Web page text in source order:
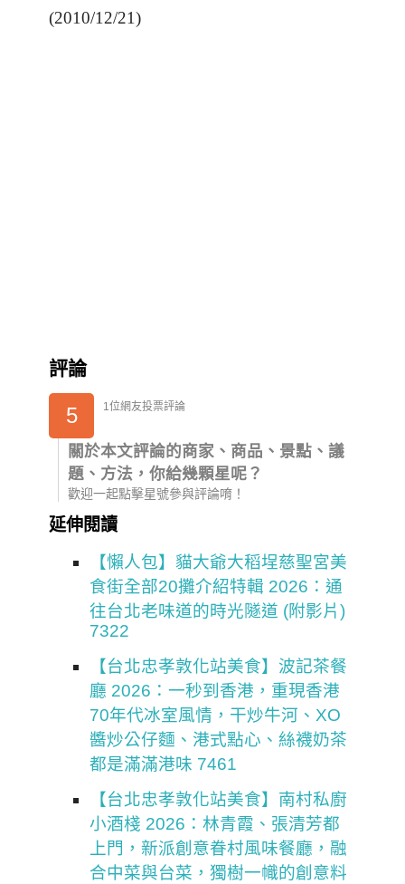
(2010/12/21)
評論
5 1位網友投票評論
關於本文評論的商家、商品、景點、議
題、方法，你給幾顆星呢？
歡迎一起點擊星號參與評論唷！
延伸閱讀
【懶人包】貓大爺大稻埕慈聖宮美
食街全部20攤介紹特輯 2026：通
往台北老味道的時光隧道 (附影片)
7322
【台北忠孝敦化站美食】波記茶餐
廳 2026：一秒到香港，重現香港
70年代冰室風情，干炒牛河、XO
醬炒公仔麵、港式點心、絲襪奶茶
都是滿滿港味 7461
【台北忠孝敦化站美食】南村私廚
小酒棧 2026：林青霞、張清芳都
上門，新派創意眷村風味餐廳，融
合中菜與台菜，獨樹一幟的創意料